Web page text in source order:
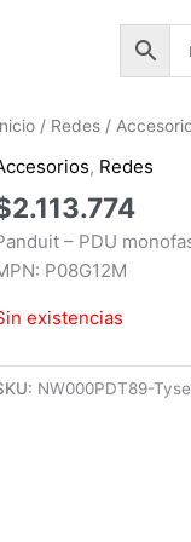
/ Redes /
, Redes
2.113.774
– PDU
P08G12M
existencias
NW000PDT89-